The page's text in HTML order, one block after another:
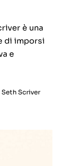
è una
di imporsi
e
Seth Scriver